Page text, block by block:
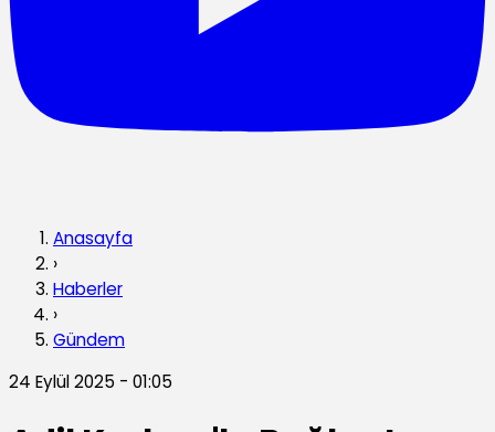
Anasayfa
›
Haberler
›
Gündem
24 Eylül 2025 - 01:05